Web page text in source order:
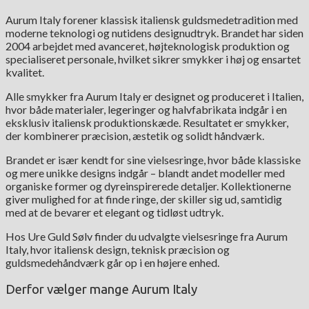
Aurum Italy forener klassisk italiensk guldsmedetradition med
moderne teknologi og nutidens designudtryk. Brandet har siden
2004 arbejdet med avanceret, højteknologisk produktion og
specialiseret personale, hvilket sikrer smykker i høj og ensartet
kvalitet.
Alle smykker fra Aurum Italy er designet og produceret i Italien,
hvor både materialer, legeringer og halvfabrikata indgår i en
eksklusiv italiensk produktionskæde. Resultatet er smykker,
der kombinerer præcision, æstetik og solidt håndværk.
Brandet er især kendt for sine vielsesringe, hvor både klassiske
og mere unikke designs indgår – blandt andet modeller med
organiske former og dyreinspirerede detaljer. Kollektionerne
giver mulighed for at finde ringe, der skiller sig ud, samtidig
med at de bevarer et elegant og tidløst udtryk.
Hos Ure Guld Sølv finder du udvalgte vielsesringe fra Aurum
Italy, hvor italiensk design, teknisk præcision og
guldsmedehåndværk går op i en højere enhed.
Derfor vælger mange Aurum Italy